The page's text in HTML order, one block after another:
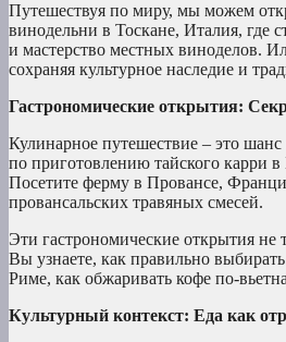
Путешествуя по миру, мы можем
винодельни в Тоскане, Италия, где
и мастерство местных виноделов.
сохраняя культурное наследие и
Гастрономические открытия:
Кулинарное путешествие – это
по приготовлению тайского карри
Посетите ферму в Провансе,
провансальских травяных смесей.
Эти гастрономические открытия
Вы узнаете, как правильно
Риме, как обжаривать кофе по-
Культурный контекст: Еда как